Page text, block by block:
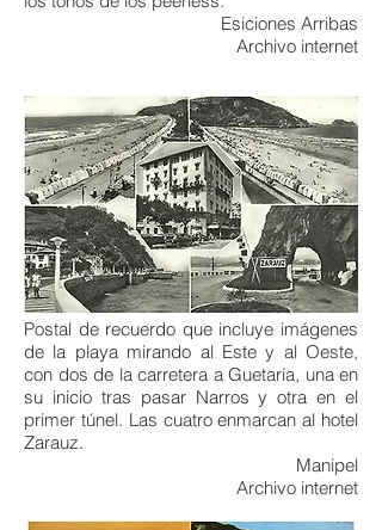
Esiciones Arribas
Archivo internet
Postal de recuerdo que incluye imágenes
de la playa mirando al Este y al Oeste,
con dos de la carretera a Guetaria, una en
su inicio tras pasar Narros y otra en el
primer túnel. Las cuatro enmarcan al hotel
Zarauz.
Manipel
Archivo internet